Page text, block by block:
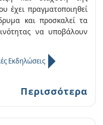
έχει πραγματοποιηθεί
και προσκαλεί τα
να υποβάλουν
Εκδηλώσεις
Περισσότερα